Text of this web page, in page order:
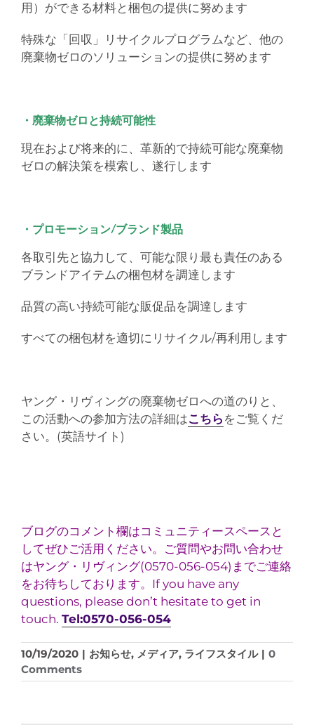
用）ができる材料と梱包の提供に努めます
特殊な「回収」リサイクルプログラムなど、他の
廃棄物ゼロのソリューションの提供に努めます
・廃棄物ゼロと持続可能性
現在および将来的に、革新的で持続可能な廃棄物
ゼロの解決策を模索し、遂行します
・プロモーション/ブランド製品
各取引先と協力して、可能な限り最も責任のある
ブランドアイテムの梱包材を調達します
品質の高い持続可能な販促品を調達します
すべての梱包材を適切にリサイクル/再利用します
ヤング・リヴィングの廃棄物ゼロへの道のりと、
この活動への参加方法の詳細はこちら をご覧くだ
さい。(英語サイト)
ブログのコメント欄はコミュニティースペースと
してぜひご活用ください。ご質問やお問い合わせ
はヤング・リヴィング(0570-056-054)までご連絡
をお待ちしております。If you have any
questions, please don’t hesitate to get in
touch. Tel:0570-056-054
10/19/2020 | お知らせ, メディア, ライフスタイル | 0
Comments